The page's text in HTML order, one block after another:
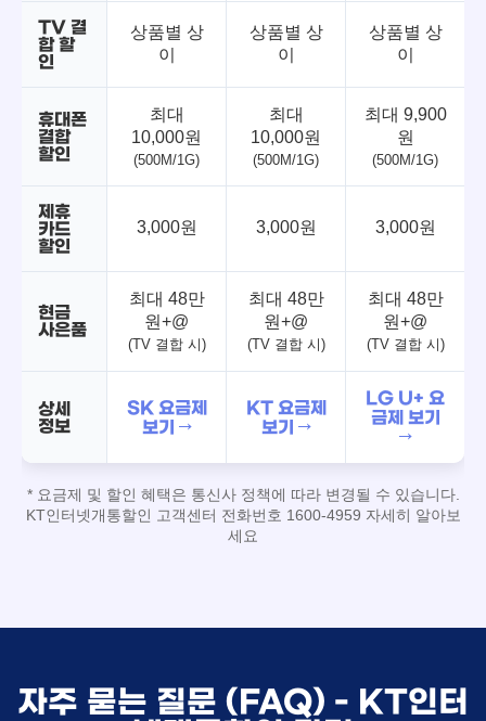
TV 결
합 할
인
상품별 상
이
상품별 상
이
상품별 상
이
휴대폰
결합
할인
최대
10,000원
(500M/1G)
최대
10,000원
(500M/1G)
최대 9,900
원
(500M/1G)
제휴
카드
할인
3,000원 3,000원 3,000원
현금
사은품
최대 48만
원+@
(TV 결합 시)
최대 48만
원+@
(TV 결합 시)
최대 48만
원+@
(TV 결합 시)
상세
정보
SK 요금제
보기 →
KT 요금제
보기 →
LG U+ 요
금제 보기
→
* 요금제 및 할인 혜택은 통신사 정책에 따라 변경될 수 있습니다.
KT인터넷개통할인 고객센터 전화번호 1600-4959 자세히 알아보
세요
자주 묻는 질문 (FAQ) - KT인터